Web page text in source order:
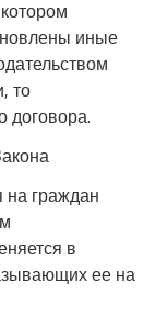
иные
то
договора.
на граждан
в
ее на